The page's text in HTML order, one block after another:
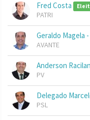
Fred Costa
PATRI
Geraldo Magela
AVANTE
Anderson Racilan
PV
Delegado
PSL